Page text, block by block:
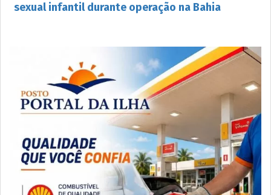
sexual infantil durante operação na Bahia